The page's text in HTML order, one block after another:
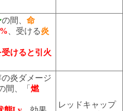
の間、 命
、受ける炎
けると引火
の炎ダメージ
間、「燃
レッドキャップ